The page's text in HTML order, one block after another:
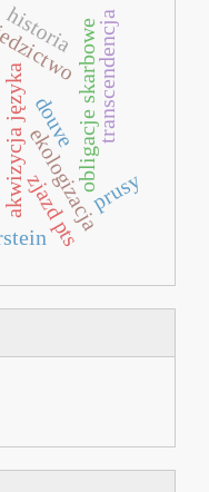
akwizycja językaekologizacja
obligacje skarbowe
zjazd pts
historia
douve transcendencja
prusy